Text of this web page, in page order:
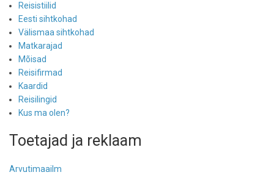
Reisistiilid
Eesti sihtkohad
Välismaa sihtkohad
Matkarajad
Mõisad
Reisifirmad
Kaardid
Reisilingid
Kus ma olen?
Toetajad ja reklaam
Arvutimaailm